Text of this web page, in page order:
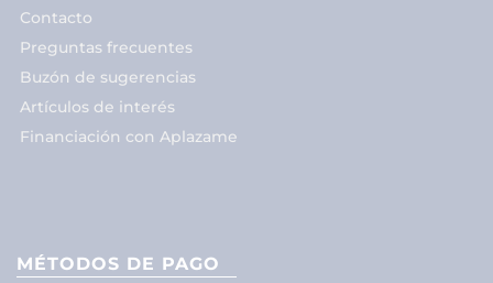
Contacto
Preguntas frecuentes
Buzón de sugerencias
Artículos de interés
Financiación con Aplazame
MÉTODOS DE PAGO